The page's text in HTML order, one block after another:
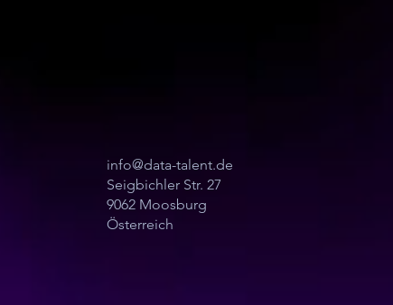
info@data-talent.de
Seigbichler Str. 27
9062 Moosburg
Österreich